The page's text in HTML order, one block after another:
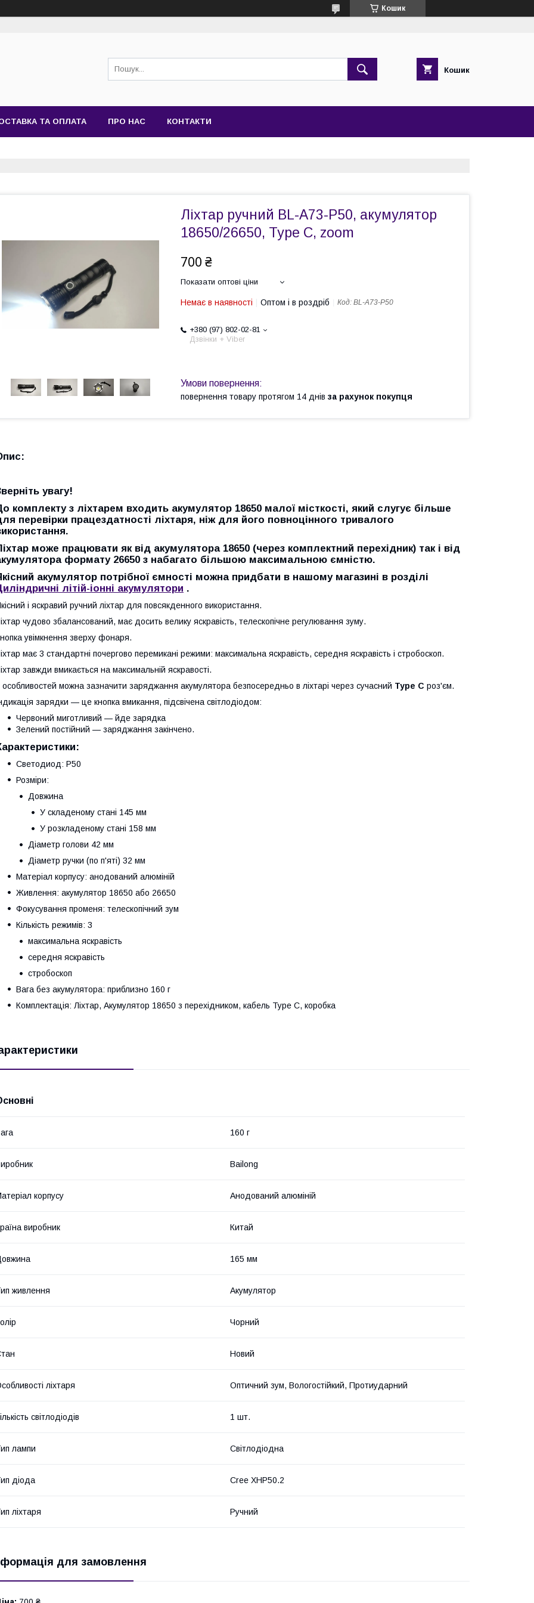
Кошик
Кошик
ТА ОПЛАТА ПРО НАС КОНТАКТИ
Ліхтар ручний BL-A73-P50, акумулятор
18650/26650, Type C, zoom
700 ₴
Показати оптові ціни
Немає в наявності Оптом і в роздріб Код: BL-A73-P50
+380 (97) 802-02-81
Дзвінки + Viber
повернення товару протягом 14 днів за рахунок покупця
увагу!
комплекту з ліхтарем входить акумулятор 18650 малої місткості, який слугує більше
перевірки працездатності ліхтаря, ніж для його повноцінного тривалого
може працювати як від акумулятора 18650 (через комплектний перехідник) так і від
формату 26650 з набагато більшою максимальною ємністю.
акумулятор потрібної ємності можна придбати в нашому магазині в розділі
літій-іонні акумулятори .
і яскравий ручний ліхтар для повсякденного використання.
чудово збалансований, має досить велику яскравість, телескопічне регулювання зуму.
увімкнення зверху фонаря.
має 3 стандартні почергово перемикані режими: максимальна яскравість, середня яскравість і стробоскоп.
завжди вмикається на максимальній яскравості.
особливостей можна зазначити заряджання акумулятора безпосередньо в ліхтарі через сучасний Type C роз'єм.
зарядки — це кнопка вмикання, підсвічена світлодіодом:
Червоний миготливий — йде зарядка
Зелений постійний — заряджання закінчено.
Светодиод: P50
Розміри:
Довжина
У складеному стані 145 мм
У розкладеному стані 158 мм
Діаметр голови 42 мм
Діаметр ручки (по п'яті) 32 мм
Матеріал корпусу: анодований алюміній
Живлення: акумулятор 18650 або 26650
Фокусування променя: телескопічний зум
Кількість режимів: 3
максимальна яскравість
середня яскравість
стробоскоп
Вага без акумулятора: приблизно 160 г
Комплектація: Ліхтар, Акумулятор 18650 з перехідником, кабель Type C, коробка
160 г
Bailong
корпусу Анодований алюміній
виробник Китай
165 мм
живлення Акумулятор
Чорний
Новий
ліхтаря Оптичний зум, Вологостійкий, Протиударний
світлодіодів 1 шт.
лампи Світлодіодна
діода Cree XHP50.2
ліхтаря Ручний
для замовлення